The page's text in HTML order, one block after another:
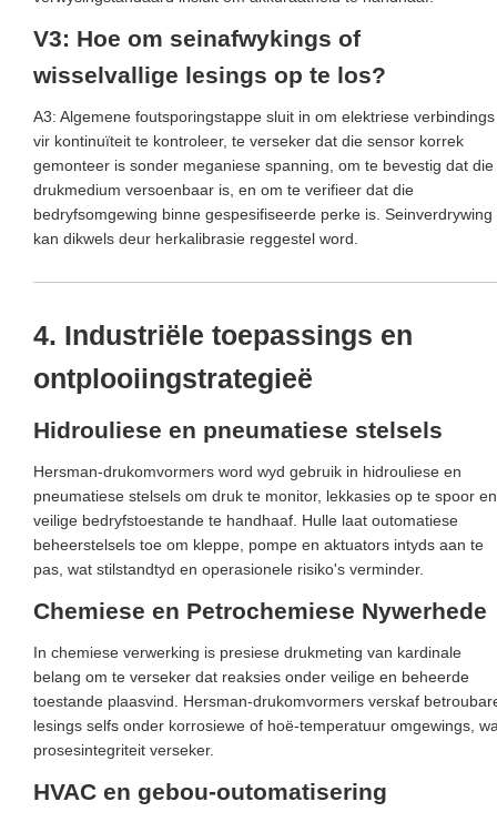
V3: Hoe om seinafwykings of
wisselvallige lesings op te los?
A3: Algemene foutsporingstappe sluit in om elektriese verbindings
vir kontinuïteit te kontroleer, te verseker dat die sensor korrek
gemonteer is sonder meganiese spanning, om te bevestig dat die
drukmedium versoenbaar is, en om te verifieer dat die
bedryfsomgewing binne gespesifiseerde perke is. Seinverdrywing
kan dikwels deur herkalibrasie reggestel word.
4. Industriële toepassings en
ontplooiingstrategieë
Hidrouliese en pneumatiese stelsels
Hersman-drukomvormers word wyd gebruik in hidrouliese en
pneumatiese stelsels om druk te monitor, lekkasies op te spoor en
veilige bedryfstoestande te handhaaf. Hulle laat outomatiese
beheerstelsels toe om kleppe, pompe en aktuators intyds aan te
pas, wat stilstandtyd en operasionele risiko's verminder.
Chemiese en Petrochemiese Nywerhede
In chemiese verwerking is presiese drukmeting van kardinale
belang om te verseker dat reaksies onder veilige en beheerde
toestande plaasvind. Hersman-drukomvormers verskaf
lesings selfs onder korrosiewe of hoë-temperatuur omgewings,
prosesintegriteit verseker.
HVAC en gebou-outomatisering